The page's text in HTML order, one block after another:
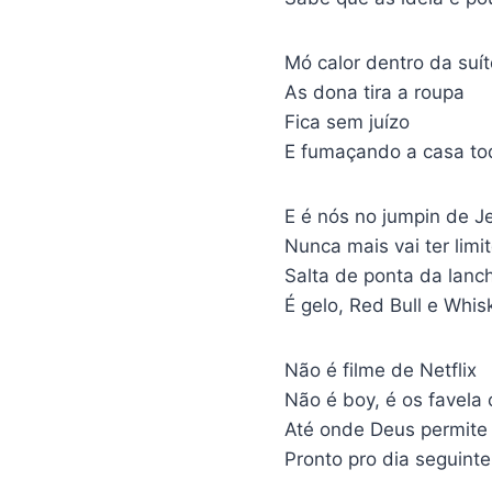
Mó calor dentro da
As dona tira a roupa
Fica sem juízo
E fumaçando a casa
E é nós no jumpin de
Nunca mais vai ter
Salta de ponta da
É gelo, Red Bull e
Não é filme de Netflix
Não é boy, é os favela
Até onde Deus permite
Pronto pro dia seguinte